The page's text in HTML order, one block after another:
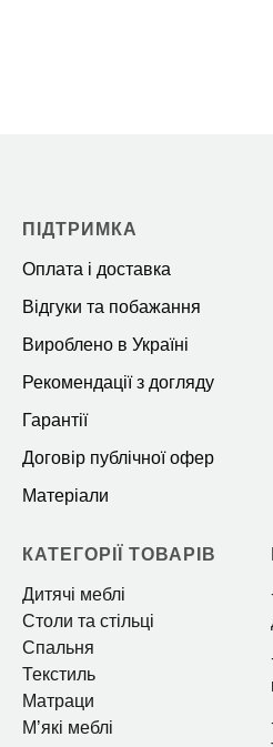
ПІДТРИМКА
Оплата і доставка
Відгуки та побажання
Вироблено в Україні
Рекомендації з догляду
Гарантії
Договір публічної офер
Матеріали
КАТЕГОРІЇ ТОВАРІВ
Дитячі меблі
Столи та стільці
Спальня
Текстиль
Матраци
Мʼякі меблі